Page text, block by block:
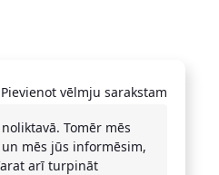
Pievienot vēlmju sarakstam
Tomēr mēs
mēs jūs informēsim,
arī turpināt